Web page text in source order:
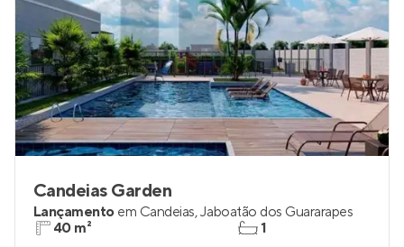
Candeias Garden
Lançamento em Candeias,Jaboatão dos Guararapes
40 m²
1